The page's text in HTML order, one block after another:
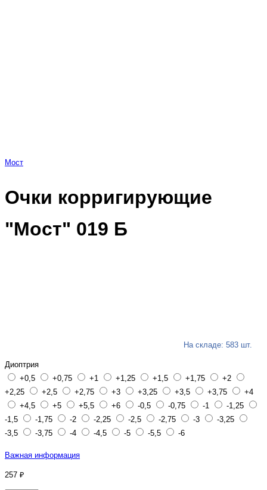
Мост
Очки корригирующие
"Мост" 019 Б
На складе: 583 шт.
Диоптрия
+0,5
+0,75 +1 +1,25 +1,5 +1,75
+2
+2,25
+2,5 +2,75 +3 +3,25 +3,5 +3,75
+4
+4,5
+5 +5,5 +6 -0,5 -0,75 -1
-1,25
-1,5
-1,75 -2 -2,25 -2,5 -2,75 -3
-3,25
-3,5
-3,75 -4 -4,5 -5 -5,5 -6
Важная информация
257 ₽